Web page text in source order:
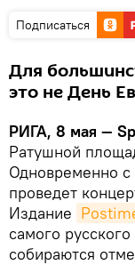
Подписаться
Для
это не День
РИГА, 8 мая —
Ратушной
Одновременно с
проведет
Издание
самого
собираются